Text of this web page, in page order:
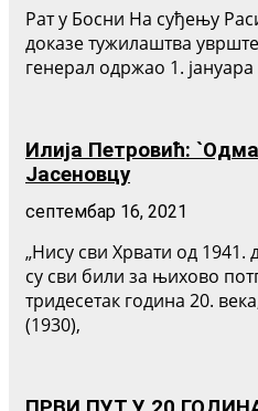
Рат у Босни На суђењу
доказе тужилаштва
генерал одржао 1.
Илија Петровић:
Јасеновцу
септембар 16, 2021
„Нису сви Хрвати од 1941.
су сви били за њихово
тридесетак година 20.
(1930),